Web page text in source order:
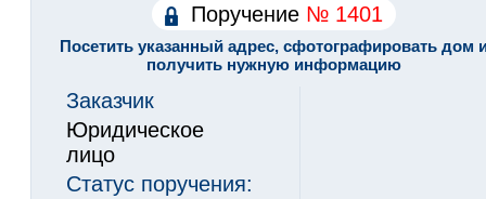
Поручение № 1401
Посетить указанный адрес, сфотографировать дом
получить нужную информацию
Заказчик
Юридическое
лицо
Статус поручения: